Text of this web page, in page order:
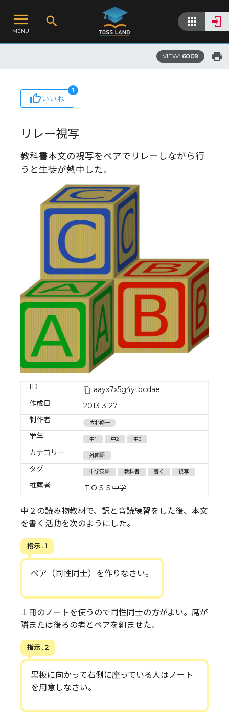
MENU
VIEW: 6009
いいね
1
リレー視写
教科書本文の視写をペアでリレーしながら行
うと生徒が熱中した。
ID
aayx7x5g4ytbcdae
作成日
2013-3-27
制作者
大北修一
学年 中1 中2 中3
カテゴリー 外国語
タグ 中学英語 教科書 書く 視写
推薦者 ＴＯＳＳ中学
中２の読み物教材で、訳と音読練習をした後、本文
を書く活動を次のようにした。
指示 . 1
ペア（同性同士）を作りなさい。
１冊のノートを使うので同性同士の方がよい。席が
隣または後ろの者とペアを組ませた。
指示 . 2
黒板に向かって右側に座っている人はノート
を用意しなさい。